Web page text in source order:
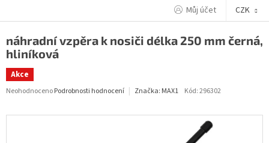
Můj účet CZK
náhradní vzpěra k nosiči délka 250 mm černá,
hliníková
Akce
Průměrné
NeohodnocenoPodrobnosti hodnocení Značka: MAX1 Kód:296302